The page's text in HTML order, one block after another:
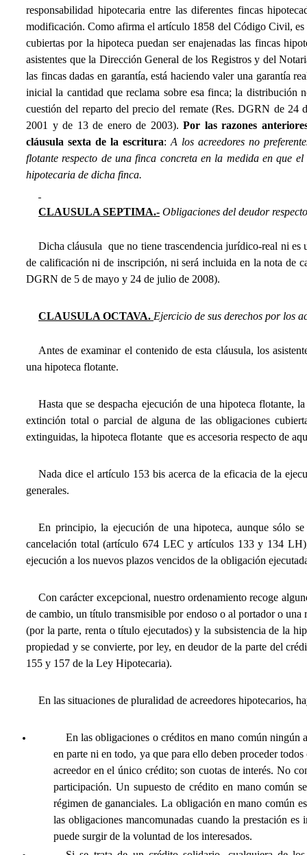
responsabilidad hipotecaria entre las diferentes fincas
modificación. Como afirma el artículo 1858 del Código Civil, es
cubiertas por la hipoteca puedan ser enajenadas las fincas
asistentes que la Dirección General de los Registros y del
las fincas dadas en garantía, está haciendo valer una garantía
inicial la cantidad que reclama sobre esa finca; la distribución
cuestión del reparto del precio del remate (Res. DGRN de
2001 y de 13 de enero de 2003).Por las razones
cláusula sexta de la escritura:  A los acreedores no
flotante respecto de una finca concreta en la medida en que
hipotecaria de dicha finca.
CLAUSULA SEPTIMA.- Obligaciones del deudor
Dicha cláusula  que no tiene trascendencia jurídico-real ni
de calificación ni de inscripción, ni será incluida en la nota de
DGRN de 5 de mayo y 24 de julio de 2008).
CLAUSULA OCTAVA. Ejercicio de sus derechos por los
Antes de examinar el contenido de esta cláusula, los
una hipoteca flotante.
Hasta que se despacha ejecución de una hipoteca flotante,
extinción total o parcial de alguna de las obligaciones
extinguidas, la hipoteca flotante  que es accesoria respecto de
Nada dice el artículo 153 bis acerca de la eficacia de la
generales.
En principio, la ejecución de una hipoteca, aunque sólo
cancelación total (artículo 674 LEC y artículos 133 y 134
ejecución a los nuevos plazos vencidos de la obligación
Con carácter excepcional, nuestro ordenamiento recoge
de cambio, un título transmisible por endoso o al portador o
(por la parte, renta o título ejecutados) y la subsistencia de la
propiedad y se convierte, por ley, en deudor de la parte del
155 y 157 de la Ley Hipotecaria).
En las situaciones de pluralidad de acreedores hipotecarios,
En las obligaciones o créditos en mano común ningún
en parte ni en todo, ya que para ello deben proceder
acreedor en el único crédito; son cuotas de interés. No
participación. Un supuesto de crédito en mano común
régimen de gananciales. La obligación en mano común
las obligaciones mancomunadas cuando la prestación
puede surgir de la voluntad de los interesados.